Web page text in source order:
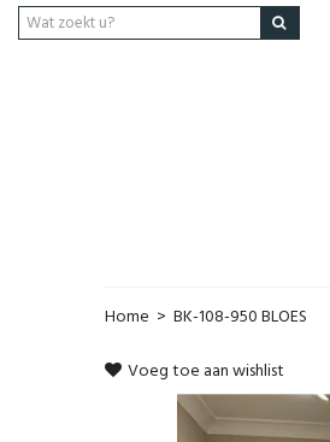
Home > BK-108-950 BLOES
Voeg toe aan wishlist